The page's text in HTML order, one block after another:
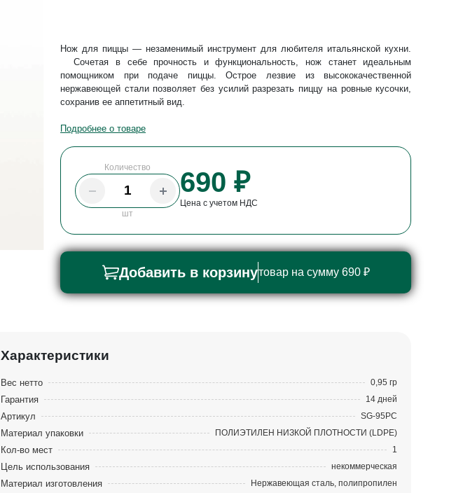
690 ₽
Цена с учетом НДС
Количество
шт
Добавить в корзинутовар на сумму 690 ₽
Нож для пиццы — незаменимый инструмент для любителя итальянской кухни.
Сочетая в себе прочность и функциональность, нож станет идеальным
помощником при подаче пиццы. Острое лезвие из высококачественной
нержавеющей стали позволяет без усилий разрезать пиццу на ровные кусочки,
сохранив ее аппетитный вид.
Подробнее о товаре
Характеристики
Вес нетто 0,95 гр
Гарантия 14 дней
Артикул SG-95PC
Материал упаковки ПОЛИЭТИЛЕН НИЗКОЙ ПЛОТНОСТИ (LDPE)
Кол-во мест 1
Цель использования некоммерческая
Материал изготовления Нержавеющая сталь, полипропилен